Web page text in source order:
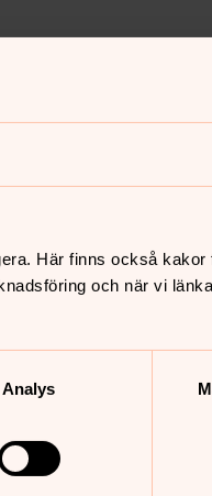
Här finns också
och när vi
Analys